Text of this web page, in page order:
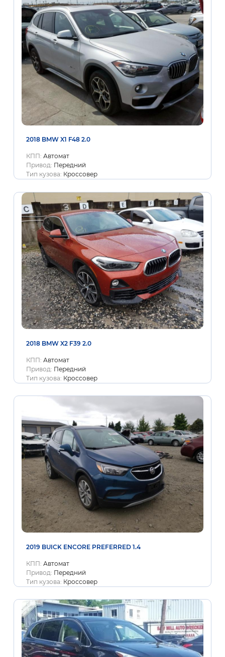
2018 BMW X1 F48 2.0
КПП: Автомат
Привод: Передний
Тип кузова: Кроссовер
2018 BMW X2 F39 2.0
КПП: Автомат
Привод: Передний
Тип кузова: Кроссовер
2019 BUICK ENCORE PREFERRED 1.4
КПП: Автомат
Привод: Передний
Тип кузова: Кроссовер